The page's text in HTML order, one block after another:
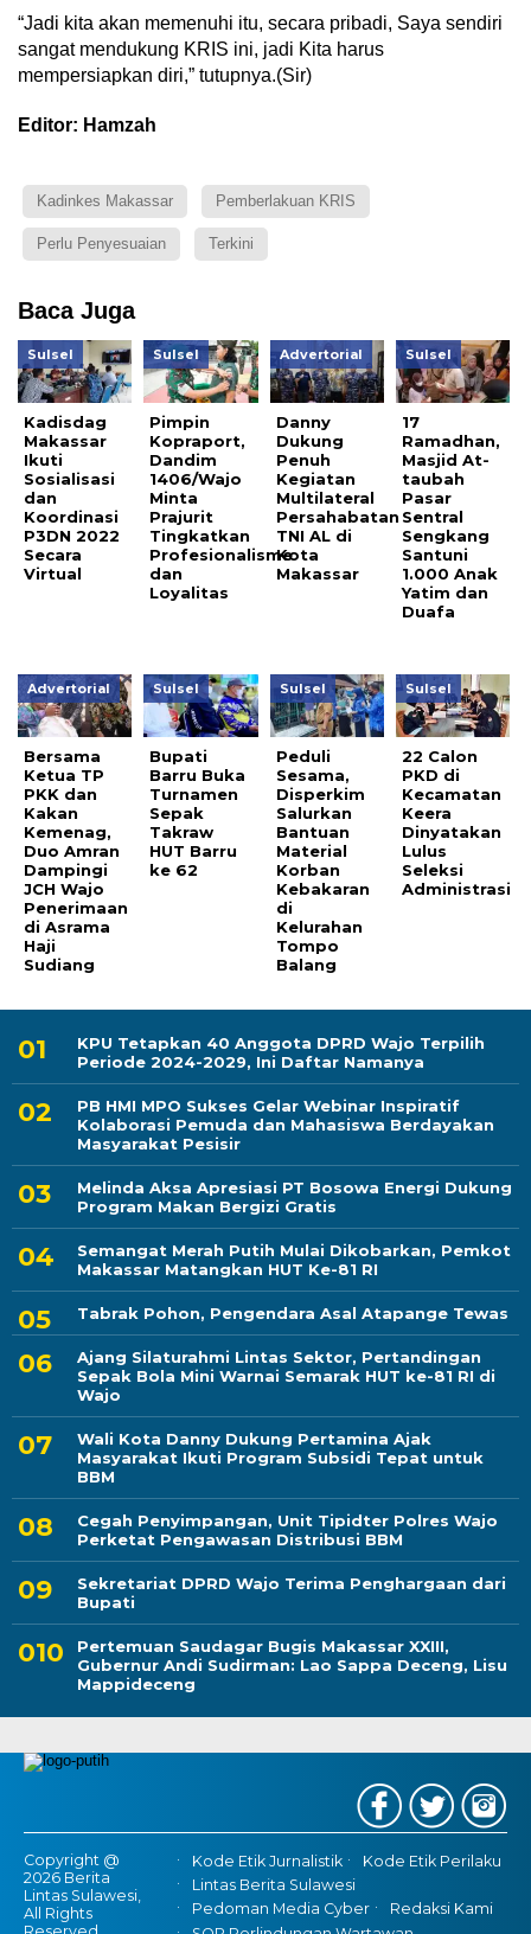
“Jadi kita akan memenuhi itu, secara pribadi, Saya sendiri
sangat mendukung KRIS ini, jadi Kita harus
mempersiapkan diri,” tutupnya.(Sir)
Editor: Hamzah
Kadinkes Makassar Pemberlakuan KRIS
Perlu Penyesuaian Terkini
Baca Juga
Sulsel
Kadisdag
Makassar
Ikuti
Sosialisasi
dan
Koordinasi
P3DN 2022
Secara
Virtual
Sulsel
Pimpin
Kopraport,
Dandim
1406/Wajo
Minta
Prajurit
Tingkatkan
Profesionalisme
dan
Loyalitas
Advertorial
Danny
Dukung
Penuh
Kegiatan
Multilateral
Persahabatan
TNI AL di
Kota
Makassar
Sulsel
17
Ramadhan,
Masjid At-
taubah
Pasar
Sentral
Sengkang
Santuni
1.000 Anak
Yatim dan
Duafa
Advertorial
Bersama
Ketua TP
PKK dan
Kakan
Kemenag,
Duo Amran
Dampingi
JCH Wajo
Penerimaan
di Asrama
Haji
Sudiang
Sulsel
Bupati
Barru Buka
Turnamen
Sepak
Takraw
HUT Barru
ke 62
Sulsel
Peduli
Sesama,
Disperkim
Salurkan
Bantuan
Material
Korban
Kebakaran
di
Kelurahan
Tompo
Balang
Sulsel
22 Calon
PKD di
Kecamatan
Keera
Dinyatakan
Lulus
Seleksi
Administrasi
KPU Tetapkan 40 Anggota DPRD Wajo Terpilih
Periode 2024-2029, Ini Daftar Namanya
PB HMI MPO Sukses Gelar Webinar Inspiratif
Kolaborasi Pemuda dan Mahasiswa Berdayakan
Masyarakat Pesisir
Melinda Aksa Apresiasi PT Bosowa Energi Dukung
Program Makan Bergizi Gratis
Semangat Merah Putih Mulai Dikobarkan, Pemkot
Makassar Matangkan HUT Ke-81 RI
Tabrak Pohon, Pengendara Asal Atapange Tewas
Ajang Silaturahmi Lintas Sektor, Pertandingan
Sepak Bola Mini Warnai Semarak HUT ke-81 RI di
Wajo
Wali Kota Danny Dukung Pertamina Ajak
Masyarakat Ikuti Program Subsidi Tepat untuk
BBM
Cegah Penyimpangan, Unit Tipidter Polres Wajo
Perketat Pengawasan Distribusi BBM
Sekretariat DPRD Wajo Terima Penghargaan dari
Bupati
Pertemuan Saudagar Bugis Makassar XXIII,
Gubernur Andi Sudirman: Lao Sappa Deceng, Lisu
Mappideceng
Copyright @
2026 Berita
Lintas Sulawesi,
All Rights
Kode Etik Jurnalistik
Kode Etik Perilaku
Lintas Berita Sulawesi
Pedoman Media Cyber
Redaksi Kami